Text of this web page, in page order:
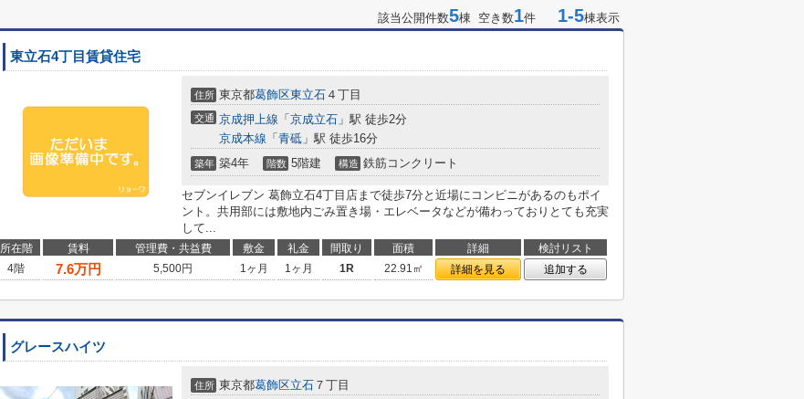
該当公開件数5棟 空き数1件 1-5棟表示
東立石4丁目賃貸住宅
住所 東京都葛飾区東立石 ４丁目
交通 京成押上線 「 京成立石 」駅 徒歩2分
京成本線 「 青砥 」駅 徒歩16分
築年 築4年 階数 5階建 構造 鉄筋コンクリート
セブンイレブン 葛飾立石4丁目店まで徒歩7分と近場にコンビニがあるのもポイ
ント。共用部には敷地内ごみ置き場・エレベータなどが備わっておりとても充実
して...
所在階 賃料 管理費・共益費 敷金 礼金 間取り 面積 詳細
検討リスト
4階
7.6万円 5,500円 1ヶ月 1ヶ月 1R 22.91㎡ 詳細を見る 追加する
グレースハイツ
住所 東京都葛飾区立石 ７丁目